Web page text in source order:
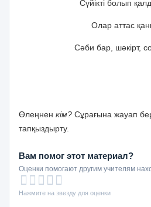
Сүйікті болып
Олар аттас
Сәби бар, шәкірт,
Өлеңнен кім? Сұрағына жауап
тапқыздырту.
Вам помог этот материал?
Оценки помогают другим учителям
Нажмите на звезду для оценки